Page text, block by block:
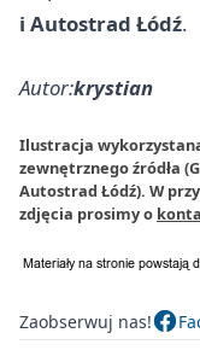
i Autostrad Łódź.
Autor:krystian
Ilustracja
zewnętrznego źródła
Autostrad Łódź). W
zdjęcia prosimy o
Zaobserwuj nas!